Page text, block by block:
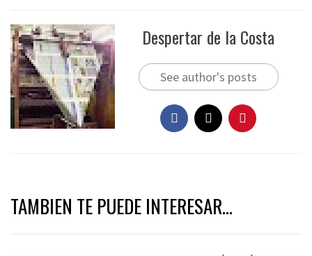
Despertar de la Costa
See author's posts
TAMBIEN TE PUEDE INTERESAR...